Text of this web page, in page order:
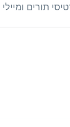
תורים